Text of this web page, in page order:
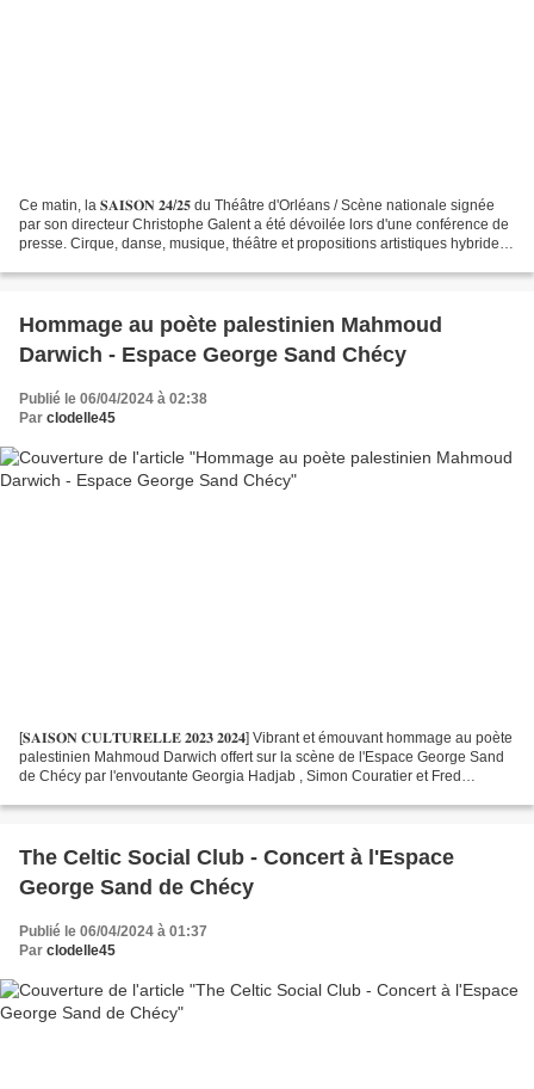
Ce matin, la 𝐒𝐀𝐈𝐒𝐎𝐍 𝟐𝟒/𝟐𝟓 du Théâtre d'Orléans / Scène nationale signée
par son directeur Christophe Galent a été dévoilée lors d'une conférence de
presse. Cirque, danse, musique, théâtre et propositions artistiques hybrides
Hommage au poète palestinien Mahmoud
Darwich - Espace George Sand Chécy
Publié le 06/04/2024 à 02:38
Par clodelle45
[𝐒𝐀𝐈𝐒𝐎𝐍 𝐂𝐔𝐋𝐓𝐔𝐑𝐄𝐋𝐋𝐄 𝟐𝟎𝟐𝟑 𝟐𝟎𝟐𝟒] Vibrant et émouvant hommage au poète
palestinien Mahmoud Darwich offert sur la scène de l'Espace George Sand
de Chécy par l'envoutante Georgia Hadjab , Simon Couratier et Fred
The Celtic Social Club - Concert à l'Espace
George Sand de Chécy
Publié le 06/04/2024 à 01:37
Par clodelle45